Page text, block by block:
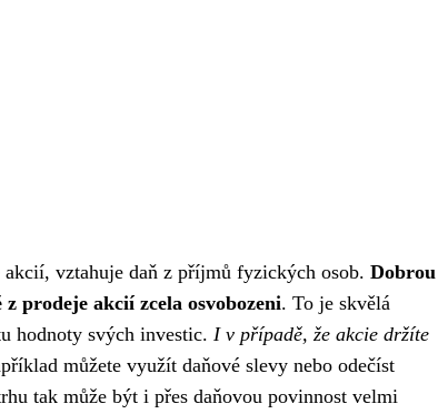
vztahuje daň z příjmů fyzických osob. Dobrou
prodeje akcií zcela osvobozeni. To je skvělá
hodnoty svých investic. I v případě, že akcie držíte
můžete využít daňové slevy nebo odečíst
tak může být i přes daňovou povinnost velmi